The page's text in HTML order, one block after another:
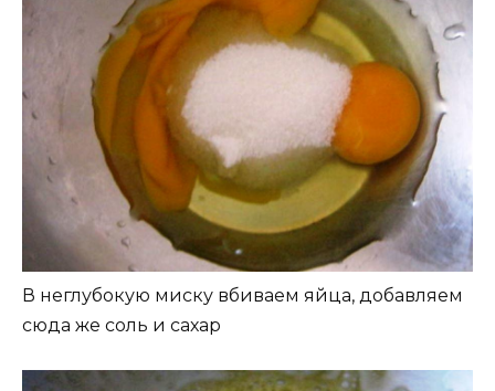
В неглубокую миску вбиваем яйца, добавляем
сюда же соль и сахар